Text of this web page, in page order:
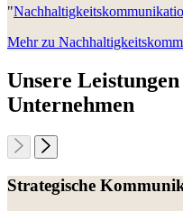
"
Mehr zu
Unsere
Unternehmen
Strategische